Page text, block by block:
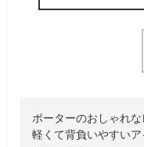
ポーターのおしゃれ
軽くて背負いやすい